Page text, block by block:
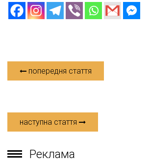
попередня стаття
наступна стаття
Реклама